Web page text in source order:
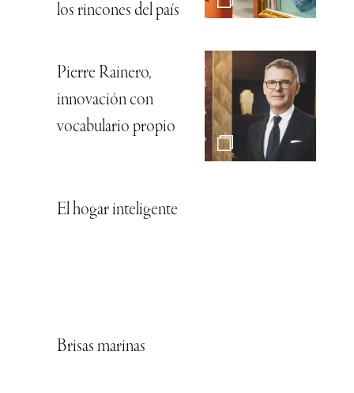
los rincones del país
Pierre Rainero,
innovación con
vocabulario propio
El hogar inteligente
Brisas marinas